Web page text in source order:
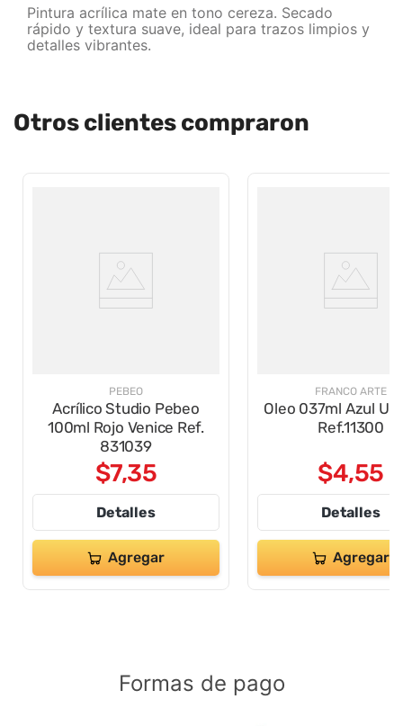
Pintura acrílica mate en tono cereza. Secado
rápido y textura suave, ideal para trazos limpios y
detalles vibrantes.
Otros clientes compraron
PEBEO
Acrílico Studio Pebeo
100ml Rojo Venice Ref.
831039
$7,35
Detalles
Agregar
FRANCO ARTE
Oleo 037ml Azul
Ref.11300
$4,55
Detalles
Agregar
Formas de pago